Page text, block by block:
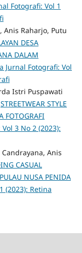
Fotografi: Vol 1
Anis Raharjo, Putu
DESA
DALAM
Jurnal Fotografi: Vol
Istri Puspawati
STREETWEAR STYLE
FOTOGRAFI
3 No 2 (2023):
Anis
CASUAL
NUSA PENIDA
(2023): Retina